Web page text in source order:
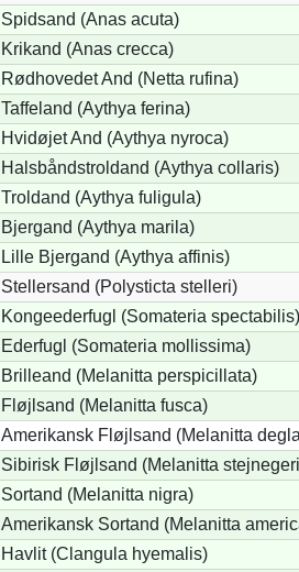
Spidsand (Anas acuta)
Krikand (Anas crecca)
Rødhovedet And (Netta rufina)
Taffeland (Aythya ferina)
Hvidøjet And (Aythya nyroca)
Halsbåndstroldand (Aythya collaris)
Troldand (Aythya fuligula)
Bjergand (Aythya marila)
Lille Bjergand (Aythya affinis)
Stellersand (Polysticta stelleri)
Kongeederfugl (Somateria spectabilis)
Ederfugl (Somateria mollissima)
Brilleand (Melanitta perspicillata)
Fløjlsand (Melanitta fusca)
Amerikansk Fløjlsand (Melanitta
Sibirisk Fløjlsand (Melanitta
Sortand (Melanitta nigra)
Amerikansk Sortand (Melanitta
Havlit (Clangula hyemalis)